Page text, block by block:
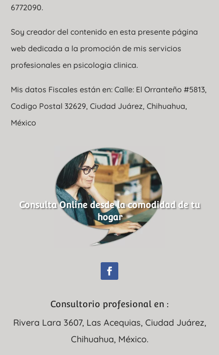
6772090.
Soy creador del contenido en esta presente página
web dedicada a la promoción de mis servicios
profesionales en psicologia clinica.
Mis datos Fiscales están en: Calle: El Orranteño #5813,
Codigo Postal 32629, Ciudad Juárez, Chihuahua,
México
Consulta Online desde la comodidad de tu
hogar
Consultorio profesional en :
Rivera Lara 3607, Las Acequias, Ciudad Juárez,
Chihuahua, México.